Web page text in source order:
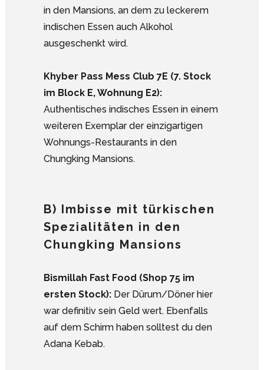
in den Mansions, an dem zu leckerem
indischen Essen auch Alkohol
ausgeschenkt wird.
Khyber Pass Mess Club 7E (7. Stock
im Block E, Wohnung E2):
Authentisches indisches Essen in einem
weiteren Exemplar der einzigartigen
Wohnungs-Restaurants in den
Chungking Mansions.
B) Imbisse mit türkischen
Spezialitäten in den
Chungking Mansions
Bismillah Fast Food (Shop 75 im
ersten Stock): Der Dürum/Döner hier
war definitiv sein Geld wert. Ebenfalls
auf dem Schirm haben solltest du den
Adana Kebab.